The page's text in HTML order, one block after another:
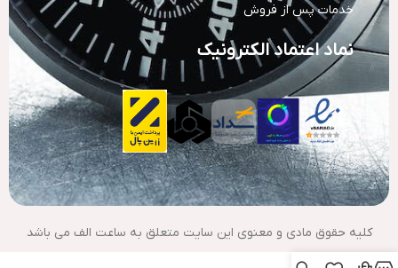
خدمات پس از فروش
نماد اعتماد الکترونیک
کلیه حقوق مادی و معنوی این سایت متعلق به ساعت الف می باشد